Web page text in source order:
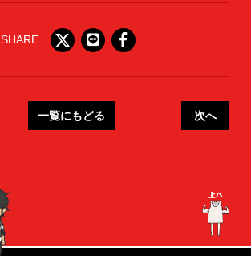
SHARE
一覧にもどる 次へ